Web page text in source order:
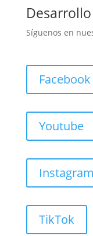
Desarrollo
Síguenos en
Facebook
Youtube
Instagram
TikTok